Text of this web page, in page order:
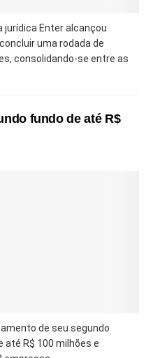
Enter alcançou
uma rodada de
consolidando-se entre as
fundo de até R$
de seu segundo
R$ 100 milhões e